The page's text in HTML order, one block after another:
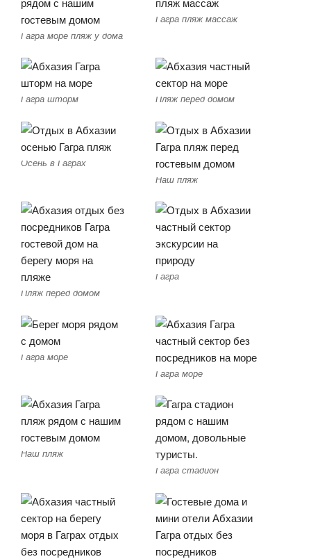
Гагра море пляж у дома
Гагра пляж массаж
Гагра шторм Пляж перед домом
Осень в Гаграх
Наш пляж
Пляж перед домом
Гагра
Гагра море
Гагра море
Наш пляж
Гагра стадион